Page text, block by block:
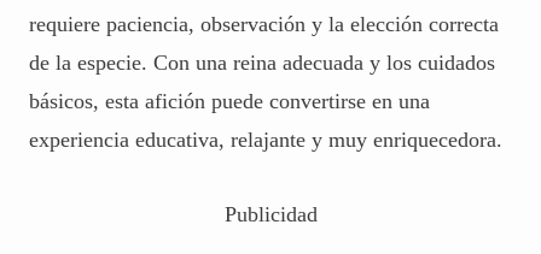
requiere paciencia, observación y la elección correcta
de la especie. Con una reina adecuada y los cuidados
básicos, esta afición puede convertirse en una
experiencia educativa, relajante y muy enriquecedora.
Publicidad